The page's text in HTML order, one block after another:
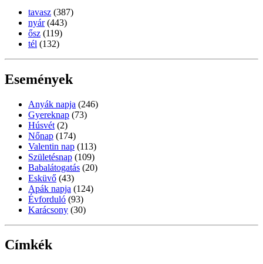
tavasz (387)
nyár (443)
ősz (119)
tél (132)
Események
Anyák napja (246)
Gyereknap (73)
Húsvét (2)
Nőnap (174)
Valentin nap (113)
Születésnap (109)
Babalátogatás (20)
Esküvő (43)
Apák napja (124)
Évforduló (93)
Karácsony (30)
Címkék